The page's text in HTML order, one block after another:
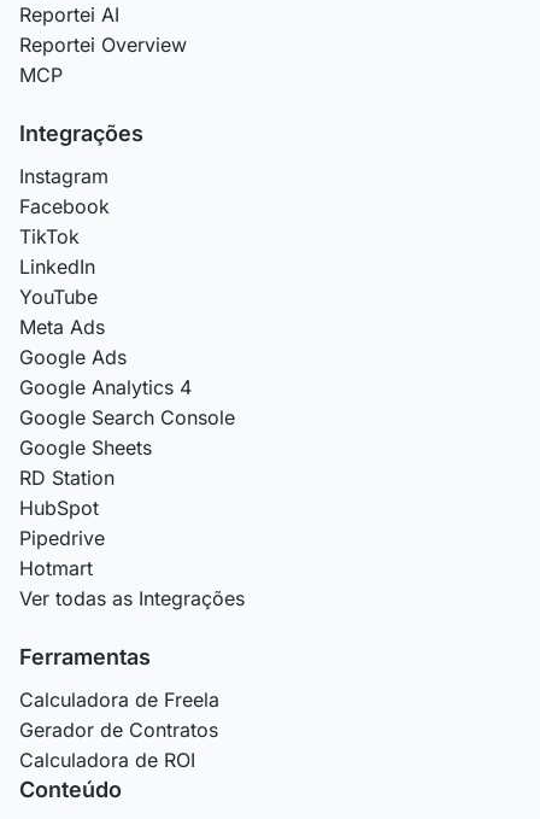
Reportei AI
Reportei Overview
MCP
Integrações
Instagram
Facebook
TikTok
LinkedIn
YouTube
Meta Ads
Google Ads
Google Analytics 4
Google Search Console
Google Sheets
RD Station
HubSpot
Pipedrive
Hotmart
Ver todas as Integrações
Ferramentas
Calculadora de Freela
Gerador de Contratos
Calculadora de ROI
Conteúdo